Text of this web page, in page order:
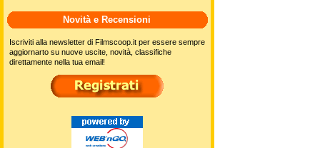
Novità e Recensioni
Iscriviti alla newsletter di Filmscoop.it per essere sempre
aggiornarto su nuove uscite, novità, classifiche
direttamente nella tua email!